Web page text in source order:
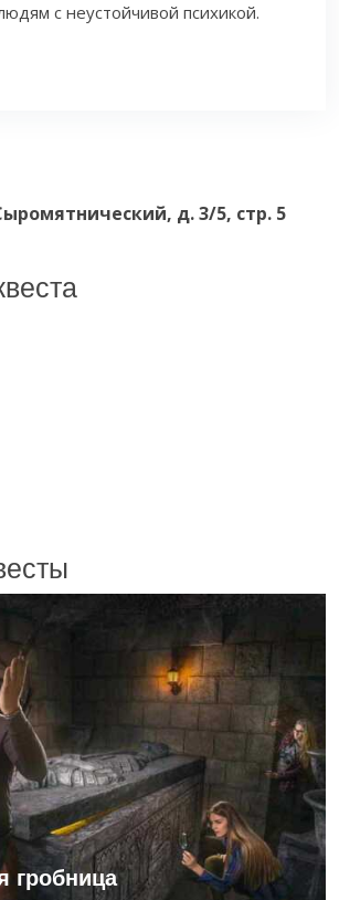
с неустойчивой психикой.
д. 3/5, стр. 5
гробница